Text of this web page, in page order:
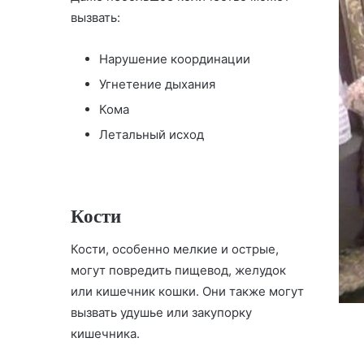
вызвать:
Нарушение координации
Угнетение дыхания
Кома
Летальный исход
Кости
Кости, особенно мелкие и острые,
могут повредить пищевод, желудок
или кишечник кошки. Они также могут
вызвать удушье или закупорку
кишечника.